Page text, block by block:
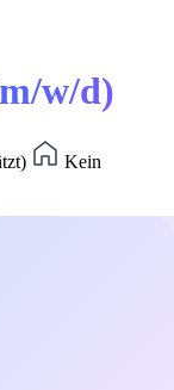
w/d)
Kein